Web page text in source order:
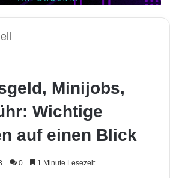
Minijobs,
Wichtige
auf einen Blick
0 1 Minute Lesezeit